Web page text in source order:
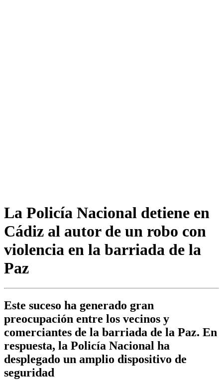
La Policía Nacional detiene en
Cádiz al autor de un robo con
violencia en la barriada de la
Paz
Este suceso ha generado gran
preocupación entre los vecinos y
comerciantes de la barriada de la Paz. En
respuesta, la Policía Nacional ha
desplegado un amplio dispositivo de
seguridad